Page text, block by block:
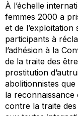
À l’échelle
femmes 2000 a
et de
participants à
l’adhésion à la
de la traite des
prostitution
abolitionnistes
la reconnaissance
contre la traite